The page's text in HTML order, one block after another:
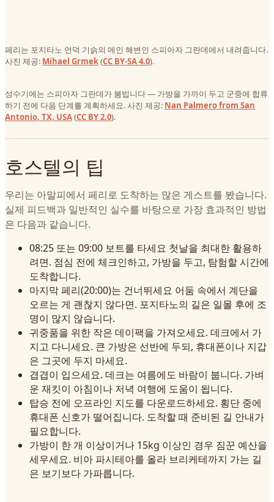
페리는 포지타노 언덕 기슭의 메인 해변인 스피아자 그란데에서 내려줍니다.
사진 제공: Mihael Grmek(CC BY-SA 4.0).
성수기에는 스피아자 그란데가 붐빕니다 — 가방을 가까이 두고 군중에 합류
하기 전에 다음 단계를 계획하세요. 사진 제공: Nan Palmero from San
Antonio, TX, USA(CC BY 2.0).
호스텔의 팁
우리는 아말피에서 페리로 도착하는 많은 게스트를 봤습니다.
실제 피드백과 일반적인 실수를 바탕으로 가장 효과적인 방법
은 다음과 같습니다.
08:25 또는 09:00 보트를 타세요 첫날을 최대한 활용하
려면. 점심 전에 체크인하고, 가방을 두고, 탐험할 시간에
도착합니다.
마지막 페리(20:00)는 건너뛰세요 어둠 속에서 계단을
오르는 게 괜찮지 않다면. 포지타노의 길은 일몰 후에 조
명이 많지 않습니다.
귀중품을 위한 작은 데이팩을 가져오세요. 데크에서 가
지고 다니세요. 큰 가방은 선반에 두되, 휴대폰이나 지갑
은 그곳에 두지 마세요.
겹겹이 입으세요. 데크는 여름에도 바람이 붑니다. 가벼
운 재킷이 아침이나 저녁 여행에 도움이 됩니다.
탑승 전에 오프라인 지도를 다운로드하세요. 횡단 중에
휴대폰 신호가 떨어집니다. 도착할 때 준비된 길 안내가
필요합니다.
가방이 한 개 이상이거나 15kg 이상인 경우 짐꾼 예산을
세우세요. 비아 파시테아를 올라 브리케테까지 가는 길
은 보기보다 가파릅니다.